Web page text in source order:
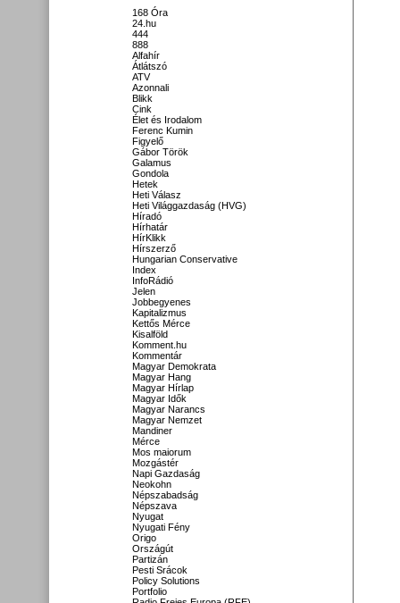
168 Óra
24.hu
444
888
Alfahír
Átlátszó
ATV
Azonnali
Blikk
Cink
Élet és Irodalom
Ferenc Kumin
Figyelő
Gábor Török
Galamus
Gondola
Hetek
Heti Válasz
Heti Világgazdaság (HVG)
Híradó
Hírhatár
HírKlikk
Hírszerző
Hungarian Conservative
Index
InfoRádió
Jelen
Jobbegyenes
Kapitalizmus
Kettős Mérce
Kisalföld
Komment.hu
Kommentár
Magyar Demokrata
Magyar Hang
Magyar Hírlap
Magyar Idők
Magyar Narancs
Magyar Nemzet
Mandiner
Mérce
Mos maiorum
Mozgástér
Napi Gazdaság
Neokohn
Népszabadság
Népszava
Nyugat
Nyugati Fény
Origo
Országút
Partizán
Pesti Srácok
Policy Solutions
Portfolio